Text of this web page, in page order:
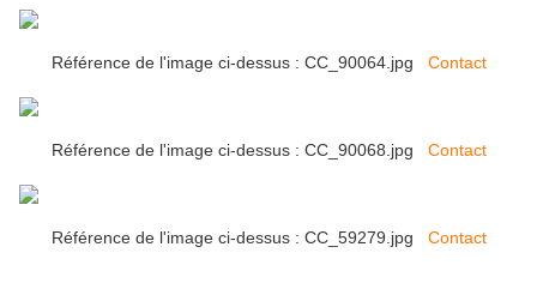
Référence de l'image ci-dessus : CC_90064.jpg Contact
Référence de l'image ci-dessus : CC_90068.jpg Contact
Référence de l'image ci-dessus : CC_59279.jpg Contact